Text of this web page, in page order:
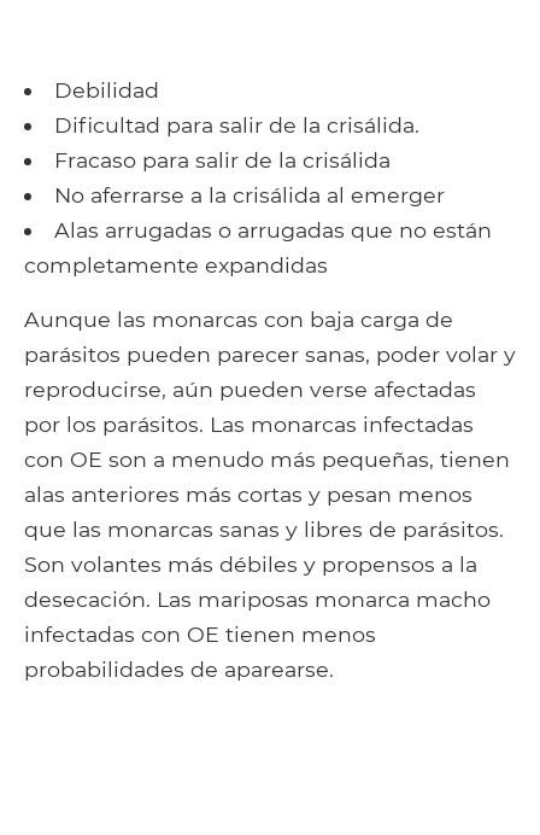
Debilidad
Dificultad para salir de la crisálida.
Fracaso para salir de la crisálida
No aferrarse a la crisálida al emerger
Alas arrugadas o arrugadas que no están
completamente expandidas
Aunque las monarcas con baja carga de
parásitos pueden parecer sanas, poder volar y
reproducirse, aún pueden verse afectadas
por los parásitos. Las monarcas infectadas
con OE son a menudo más pequeñas, tienen
alas anteriores más cortas y pesan menos
que las monarcas sanas y libres de parásitos.
Son volantes más débiles y propensos a la
desecación. Las mariposas monarca macho
infectadas con OE tienen menos
probabilidades de aparearse.